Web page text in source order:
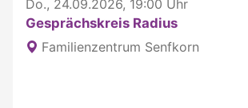
Do., 24.09.2026, 19:00 Uhr
Gesprächskreis Radius
Familienzentrum Senfkorn